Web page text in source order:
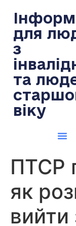
для
з
та
віку
ПТСР
як
вийти